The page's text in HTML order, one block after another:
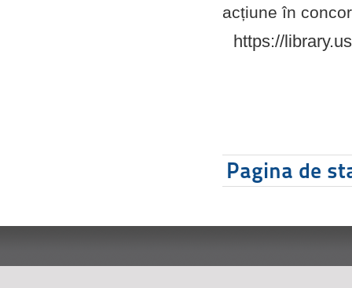
acțiune în
https://
Pagina de